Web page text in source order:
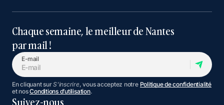
Chaque semaine, le meilleur de Nantes
par mail !
E-mail
En cliquant surS'inscrire, vous acceptez notre Politique de confidentialité
et nosConditions d’utilisation.
Suivez-nous